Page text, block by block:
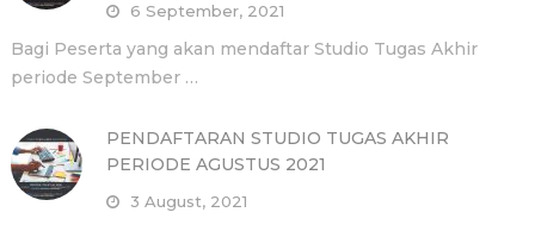
6 September, 2021
Bagi Peserta yang akan mendaftar Studio Tugas Akhir
periode September …
PENDAFTARAN STUDIO TUGAS AKHIR
PERIODE AGUSTUS 2021
3 August, 2021